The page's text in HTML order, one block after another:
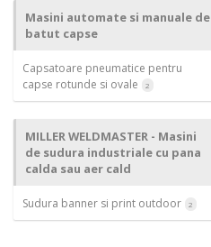
Masini automate si manuale de
batut capse
Capsatoare pneumatice pentru
capse rotunde si ovale
2
MILLER WELDMASTER - Masini
de sudura industriale cu pana
calda sau aer cald
Sudura banner si print outdoor 2